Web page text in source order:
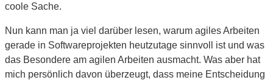
coole Sache.
Nun kann man ja viel darüber lesen, warum agiles Arbeiten
gerade in Softwareprojekten heutzutage sinnvoll ist und was
das Besondere am agilen Arbeiten ausmacht. Was aber hat
mich persönlich davon überzeugt, dass meine Entscheidung